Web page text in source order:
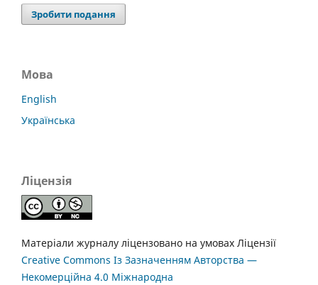
Зробити подання
Мова
English
Українська
Ліцензія
Матеріали журналу ліцензовано на умовах Ліцензії
Creative Commons Із Зазначенням Авторства —
Некомерційна 4.0 Міжнародна